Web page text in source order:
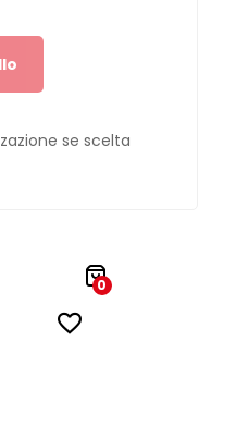
se scelta
0